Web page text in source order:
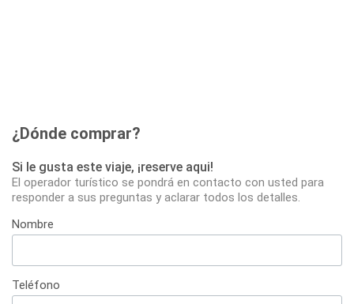
¿Dónde comprar?
Si le gusta este viaje, ¡reserve aqui!
El operador turístico se pondrá en contacto con usted para
responder a sus preguntas y aclarar todos los detalles.
Nombre
Teléfono